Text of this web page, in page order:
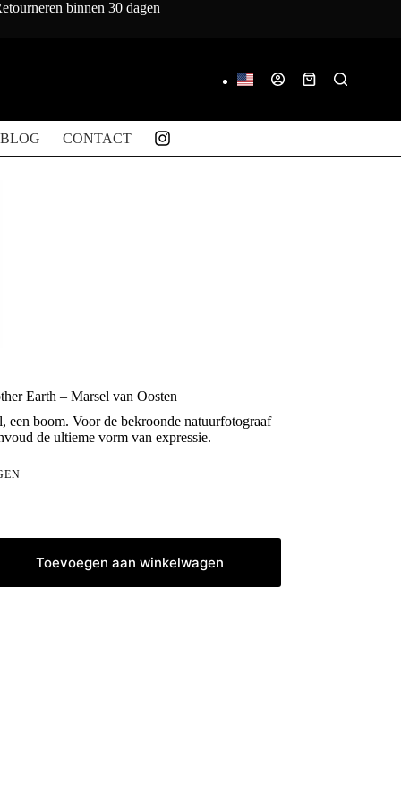
binnen 30 dagen
Winkelwagen
BLOG CONTACT
Earth – Marsel van Oosten
een boom. Voor de bekroonde natuurfotograaf
de ultieme vorm van expressie.
Toevoegen aan winkelwagen